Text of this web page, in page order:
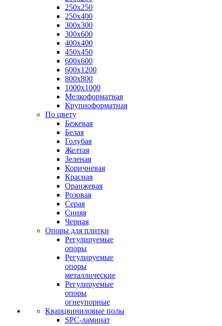
250х250
250х400
300х300
300х600
400х400
450х450
600х600
600х1200
800х800
1000х1000
Мелкоформатная
Крупноформатная
По цвету
Бежевая
Белая
Голубая
Желтая
Зеленая
Коричневая
Красная
Оранжевая
Розовая
Серая
Синяя
Черная
Опоры для плитки
Регулируемые
опоры
Регулируемые
опоры
металлические
Регулируемые
опоры
огнеупорные
Кварцвиниловые полы
SPC-ламинат